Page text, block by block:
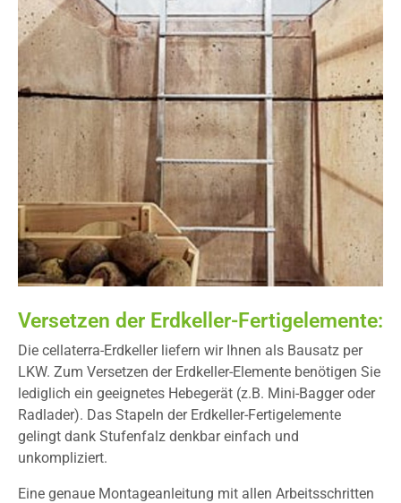
Versetzen der Erdkeller-Fertigelemente:
Die cellaterra-Erdkeller liefern wir Ihnen als Bausatz per
LKW. Zum Versetzen der Erdkeller-Elemente benötigen Sie
lediglich ein geeignetes Hebegerät (z.B. Mini-Bagger oder
Radlader). Das Stapeln der Erdkeller-Fertigelemente
gelingt dank Stufenfalz denkbar einfach und
unkompliziert.
Eine genaue Montageanleitung mit allen Arbeitsschritten